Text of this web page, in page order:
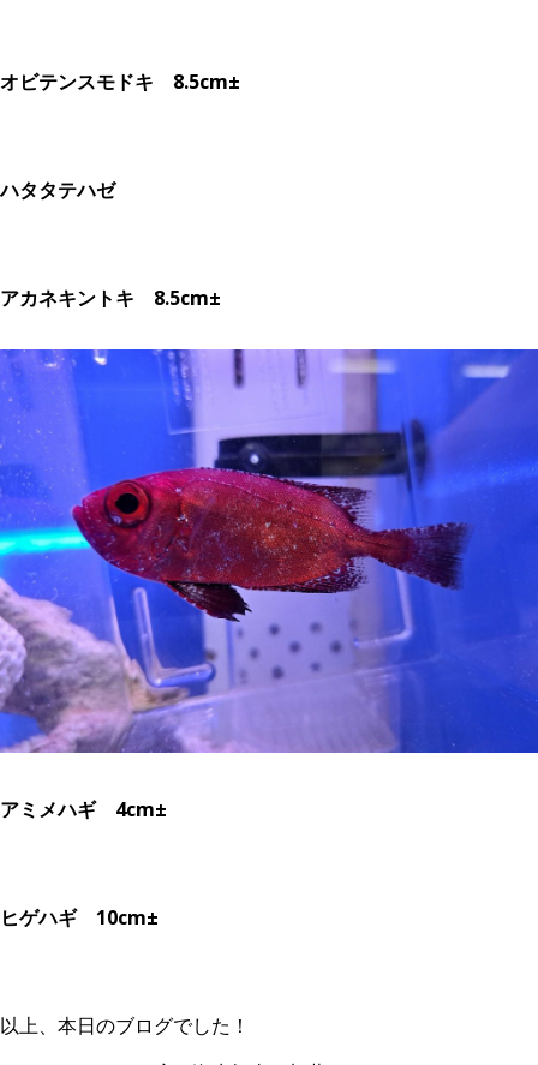
オビテンスモドキ 8.5cm±
ハタタテハゼ
アカネキントキ 8.5cm±
アミメハギ 4cm±
ヒゲハギ 10cm±
以上、本日のブログでした！